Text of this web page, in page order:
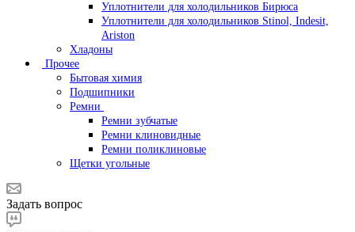
Уплотнители для холодильников Бирюса
Уплотнители для холодильников Stinol, Indesit,
Ariston
Хладоны
Прочее
Бытовая химия
Подшипники
Ремни
Ремни зубчатые
Ремни клиновидные
Ремни поликлиновые
Щетки угольные
Задать вопрос